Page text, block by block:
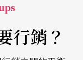
行銷？